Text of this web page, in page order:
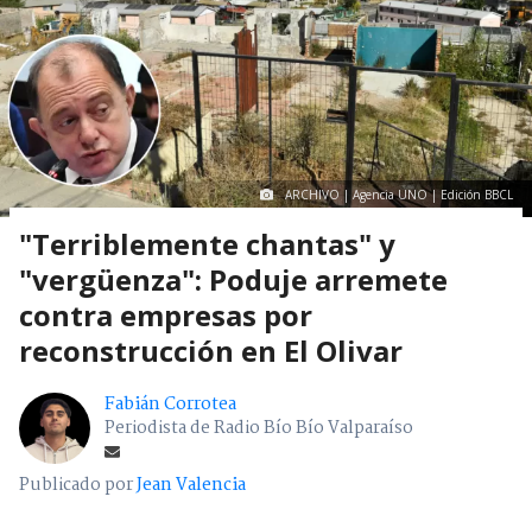
ARCHIVO | Agencia UNO | Edición BBCL
"Terriblemente chantas" y
"vergüenza": Poduje arremete
contra empresas por
reconstrucción en El Olivar
Fabián Corrotea
Periodista de Radio Bío Bío Valparaíso
Publicado porJean Valencia